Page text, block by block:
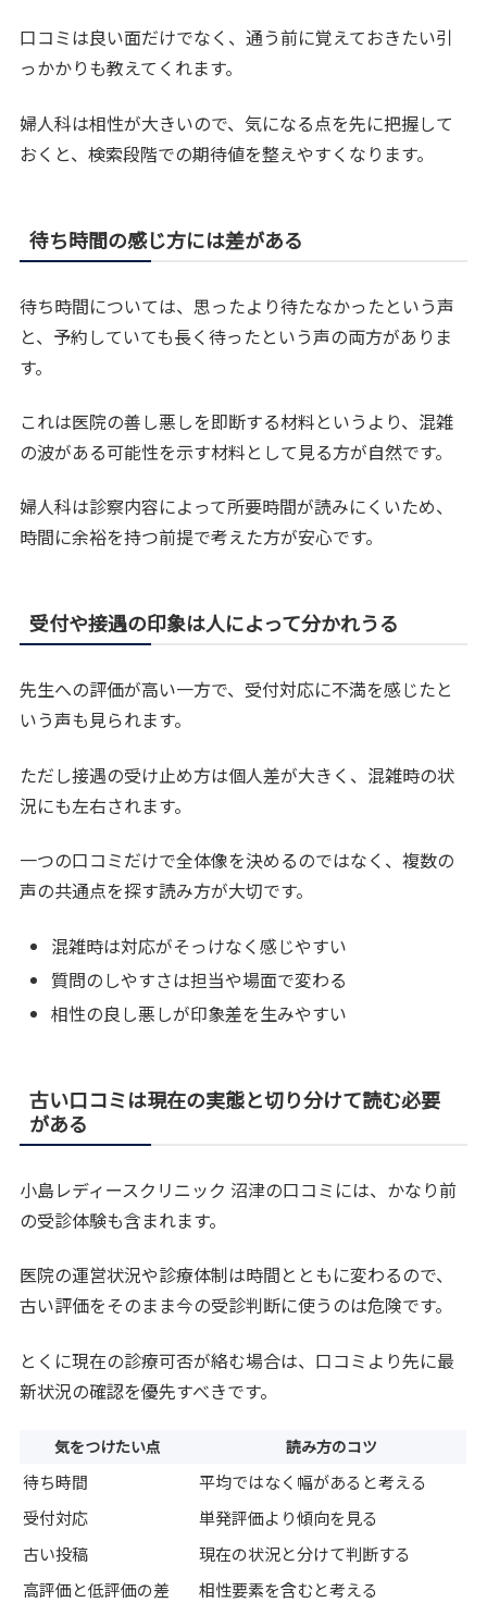
口コミは良い面だけでなく、通う前に覚えておきたい引
っかかりも教えてくれます。
婦人科は相性が大きいので、気になる点を先に把握して
おくと、検索段階での期待値を整えやすくなります。
待ち時間の感じ方には差がある
待ち時間については、思ったより待たなかったという声
と、予約していても長く待ったという声の両方がありま
す。
これは医院の善し悪しを即断する材料というより、混雑
の波がある可能性を示す材料として見る方が自然です。
婦人科は診察内容によって所要時間が読みにくいため、
時間に余裕を持つ前提で考えた方が安心です。
受付や接遇の印象は人によって分かれうる
先生への評価が高い一方で、受付対応に不満を感じたと
いう声も見られます。
ただし接遇の受け止め方は個人差が大きく、混雑時の状
況にも左右されます。
一つの口コミだけで全体像を決めるのではなく、複数の
声の共通点を探す読み方が大切です。
混雑時は対応がそっけなく感じやすい
質問のしやすさは担当や場面で変わる
相性の良し悪しが印象差を生みやすい
古い口コミは現在の実態と切り分けて読む必要
がある
小島レディースクリニック 沼津の口コミには、かなり前
の受診体験も含まれます。
医院の運営状況や診療体制は時間とともに変わるので、
古い評価をそのまま今の受診判断に使うのは危険です。
とくに現在の診療可否が絡む場合は、口コミより先に最
新状況の確認を優先すべきです。
気をつけたい点 読み方のコツ
待ち時間
平均ではなく幅があると考える
受付対応
単発評価より傾向を見る
古い投稿
現在の状況と分けて判断する
高評価と低評価の差
相性要素を含むと考える